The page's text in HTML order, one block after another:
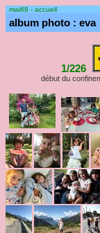
mai68 - accueil
album photo : eva
1/226
début du